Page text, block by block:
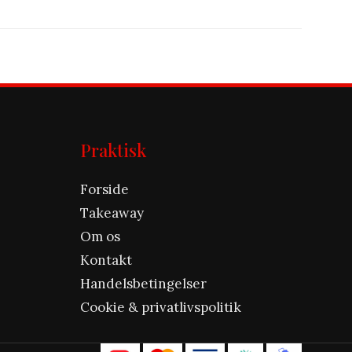
Praktisk
Forside
Takeaway
Om os
Kontakt
Handelsbetingelser
Cookie & privatlivspolitik